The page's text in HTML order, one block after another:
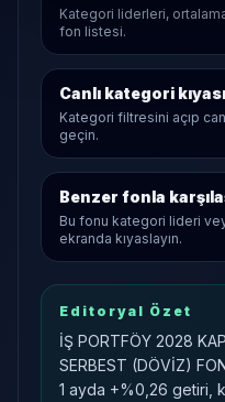
Kategori liderleri,
fon listesi.
Canlı kategori kıyası
Kategori filtresini açıp
geçin.
Benzer fonla
Bu fonu kategori lideri
ekranda kıyaslayın.
Editoryal Özet
İŞ PORTFÖY 2028
SERBEST (DÖVİZ)
1 ayda +%0,26 getiri,